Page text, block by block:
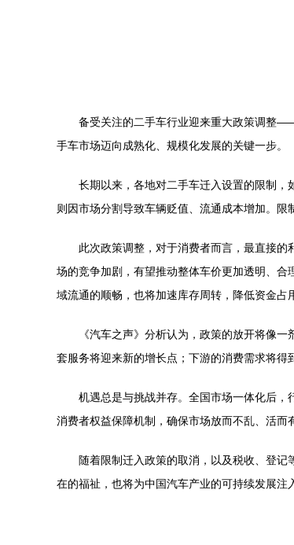
备受关注的二手车行业迎来重大政策调整
手车市场迈向成熟化、规模化发展的关键一步。
长期以来，各地对二手车迁入设置的限制
则因市场分割导致车辆贬值、流通成本增加。限
此次政策调整，对于消费者而言，最直接
场的竞争加剧，有望推动整体车价更加透明、
域流通的顺畅，也将加速库存周转，降低资金占
《汽车之声》分析认为，政策的放开将像
套服务将迎来新的增长点；下游的消费需求将得
机遇总是与挑战并存。全国市场一体化后
消费者权益保障机制，确保市场放而不乱、活而
随着限制迁入政策的取消，以及税收、登
在的福祉，也将为中国汽车产业的可持续发展注